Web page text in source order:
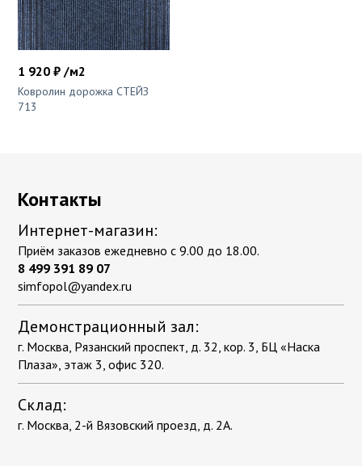
1 920 ₽ /м2
Ковролин дорожка СТЕЙЗ
713
Контакты
Интернет-магазин:
Приём заказов ежедневно с 9.00 до 18.00.
8 499 391 89 07
simfopol@yandex.ru
Демонстрационный зал:
г. Москва, Рязанский проспект, д. 32, кор. 3, БЦ «Наска
Плаза», этаж 3, офис 320.
Склад:
г. Москва, 2-й Вязовский проезд, д. 2А.